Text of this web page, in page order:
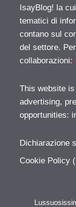
IsayBlog! la
tematici di
contano sul
del settore.
collaborazioni:
This website
advertising,
opportunities:
Dichiarazione
Cookie Policy